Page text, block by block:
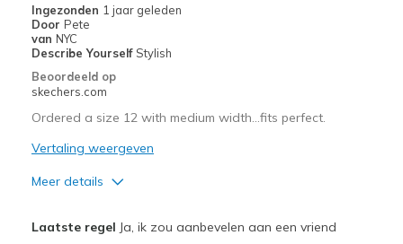
Ingezonden 1 jaar geleden
Door Pete
van NYC
Describe Yourself Stylish
Beoordeeld op
skechers.com
Ordered a size 12 with medium width…fits perfect.
Vertaling weergeven
Meer details
Laatste regel Ja, ik zou aanbevelen aan een vriend